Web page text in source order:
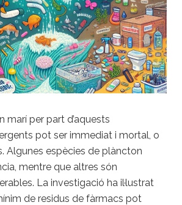
marí per part d’aquests
pot ser immediat i mortal, o
Algunes espècies de plàncton
mentre que altres són
La investigació ha il·lustrat
de residus de fàrmacs pot